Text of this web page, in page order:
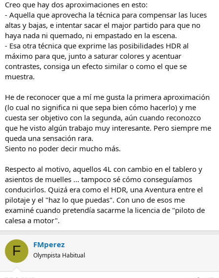
Creo que hay dos aproximaciones en esto:
- Aquella que aprovecha la técnica para compensar las luces
altas y bajas, e intentar sacar el major partido para que no
haya nada ni quemado, ni empastado en la escena.
- Esa otra técnica que exprime las posibilidades HDR al
máximo para que, junto a saturar colores y acentuar
contrastes, consiga un efecto similar o como el que se
muestra.
He de reconocer que a mí me gusta la primera aproximación
(lo cual no significa ni que sepa bien cómo hacerlo) y me
cuesta ser objetivo con la segunda, aún cuando reconozco
que he visto algún trabajo muy interesante. Pero siempre me
queda una sensación rara.
Siento no poder decir mucho más.
Respecto al motivo, aquellos 4L con cambio en el tablero y
asientos de muelles ... tampoco sé cómo conseguíamos
conducirlos. Quizá era como el HDR, una Aventura entre el
pilotaje y el "haz lo que puedas". Con uno de esos me
examiné cuando pretendía sacarme la licencia de "piloto de
calesa a motor".
F FMperez
Olympista Habitual